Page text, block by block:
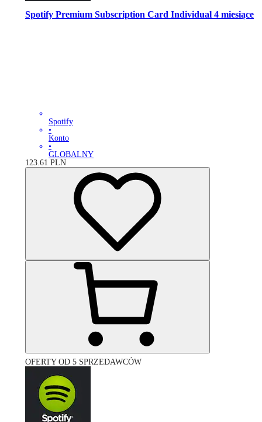
Spotify Premium Subscription Card Individual 4 miesiące
Spotify
•
Konto
•
GLOBALNY
123.61 PLN
OFERTY OD 5 SPRZEDAWCÓW